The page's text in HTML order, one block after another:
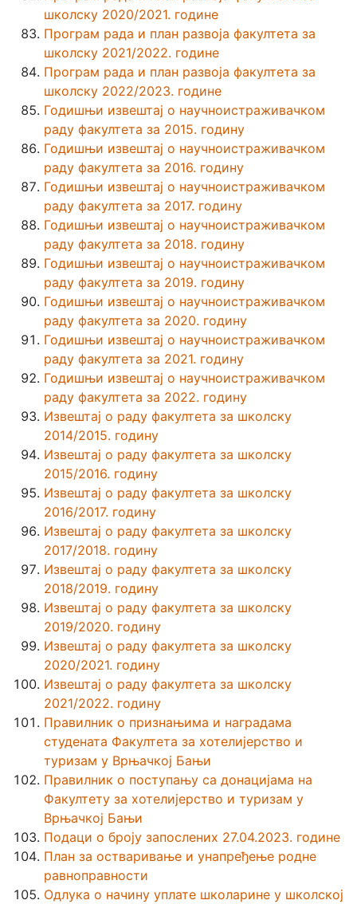
школску 2020/2021. године
Програм рада и план развоја факултета за
школску 2021/2022. године
Програм рада и план развоја факултета за
школску 2022/2023. године
Годишњи извештај о научноистраживачком
раду факултета за 2015. годину
Годишњи извештај о научноистраживачком
раду факултета за 2016. годину
Годишњи извештај о научноистраживачком
раду факултета за 2017. годину
Годишњи извештај о научноистраживачком
раду факултета за 2018. годину
Годишњи извештај о научноистраживачком
раду факултета за 2019. годину
Годишњи извештај о научноистраживачком
раду факултета за 2020. годину
Годишњи извештај о научноистраживачком
раду факултета за 2021. годину
Годишњи извештај о научноистраживачком
раду факултета за 2022. годину
Извештај о раду факултета за школску
2014/2015. годину
Извештај о раду факултета за школску
2015/2016. годину
Извештај о раду факултета за школску
2016/2017. годину
Извештај о раду факултета за школску
2017/2018. годину
Извештај о раду факултета за школску
2018/2019. годину
Извештај о раду факултета за школску
2019/2020. годину
Извештај о раду факултета за школску
2020/2021. годину
Извештај о раду факултета за школску
2021/2022. годину
Правилник о признањима и наградама
студената Факултета за хотелијерство и
туризам у Врњачкој Бањи
Правилник о поступању са донацијама на
Факултету за хотелијерство и туризам у
Врњачкој Бањи
Подаци о броју запослених 27.04.2023. године
План за остваривање и унапређење родне
равноправности
Одлука о начину уплате школарине у школској